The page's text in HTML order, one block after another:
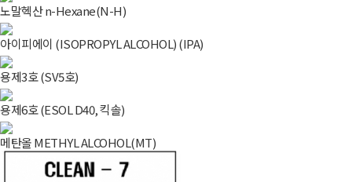
노말헥산 n-Hexane(N-H)
아이피에이 (ISOPROPYL ALCOHOL) (IPA)
용제3호 (SV5호)
용제6호 (ESOL D40, 킥솔)
메탄올 METHYL ALCOHOL(MT)